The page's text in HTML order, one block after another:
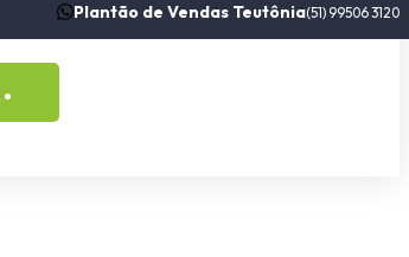
Plantão de Vendas Teutônia(51) 99506 3120